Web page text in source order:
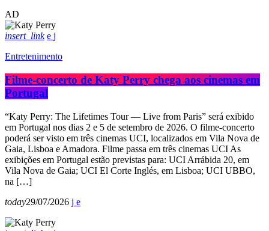
AD
insert_link
Entretenimento
Filme-concerto de Katy Perry chega aos cinemas em
Portugal
“Katy Perry: The Lifetimes Tour — Live from Paris” será exibido
em Portugal nos dias 2 e 5 de setembro de 2026. O filme-concerto
poderá ser visto em três cinemas UCI, localizados em Vila Nova de
Gaia, Lisboa e Amadora. Filme passa em três cinemas UCI As
exibições em Portugal estão previstas para: UCI Arrábida 20, em
Vila Nova de Gaia; UCI El Corte Inglés, em Lisboa; UCI UBBO,
na […]
today29/07/2026